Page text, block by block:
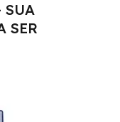
SUA
SER